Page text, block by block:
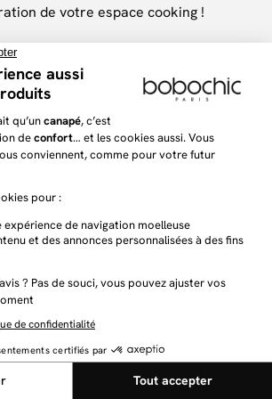
de votre espace cooking !
les tapis Bobochic Paris
sublimer votre décoration d'intérieur
comme le tapis, n'hésitez pas à
d'achat. Vous pourrez découvrir
des tapis en jute, destapis
, pour apporter de la douceur et de la
à manger Nos offres tapis